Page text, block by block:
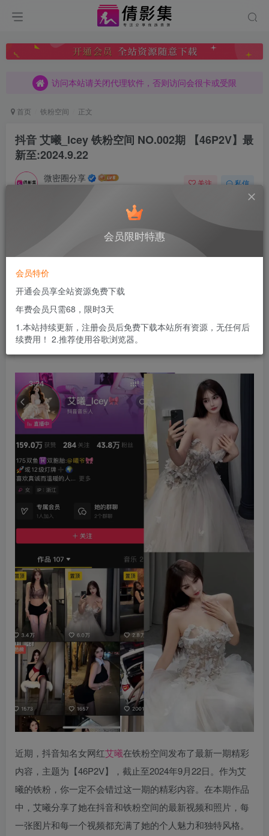
访问本站请关闭代理软件，否则访问会很卡或受限
访问本站请关闭代理软件，否则访问会很卡或受限
访问本站请关闭代理软件，否则访问会很卡或受限
首页 铁粉空间 正文
抖音 艾曦_lcey 铁粉空间 NO.002期 【46P2V】最
新至:2024.9.22
微密圈分享 关注 私信
此内容为付费阅读，请付费后查看
免费
您暂无购买权限，请先开通会员
开通会员
已售 4
近期，抖音知名女网红艾曦在铁粉空间发布了最新一期精彩
内容，主题为【46P2V】，截止至2024年9月22日。作为艾
曦的铁粉，你一定不会错过这一期的精彩内容。在本期作品
中，艾曦分享了她在抖音和铁粉空间的最新视频和照片，每
一张图片和每一个视频都充满了她的个人魅力和独特风格。
会员限时特惠
会员特价
开通会员享全站资源免费下载
年费会员只需68，限时3天
1.本站持续更新，注册会员后免费下载本站所有资源，无任何后
续费用！ 2.推荐使用谷歌浏览器。